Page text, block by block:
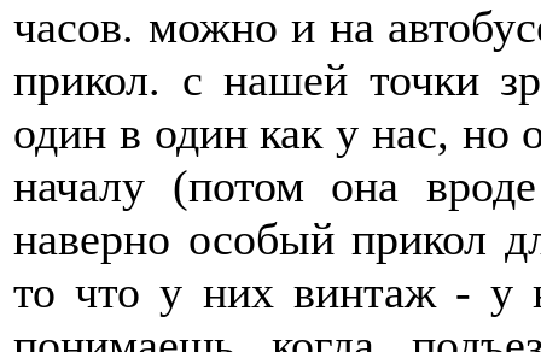
часов. можно и на
прикол. с нашей точки
один в один как у нас,
началу (потом она
наверно особый прикол
то что у них винтаж - у